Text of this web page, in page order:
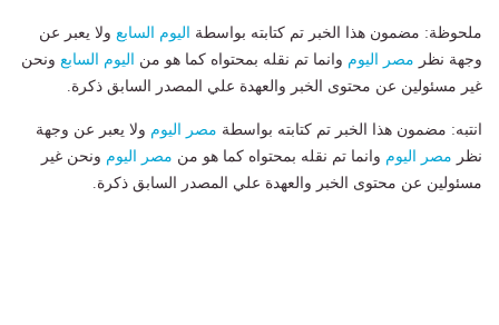
ملحوظة: مضمون هذا الخبر تم كتابته بواسطة اليوم السابع ولا يعبر عن
وجهة نظر مصر اليوم وانما تم نقله بمحتواه كما هو من اليوم السابع ونحن
غير مسئولين عن محتوى الخبر والعهدة علي المصدر السابق ذكرة.
انتبه: مضمون هذا الخبر تم كتابته بواسطة مصر اليوم ولا يعبر عن وجهة
نظر مصر اليوم وانما تم نقله بمحتواه كما هو من مصر اليوم ونحن غير
مسئولين عن محتوى الخبر والعهدة علي المصدر السابق ذكرة.